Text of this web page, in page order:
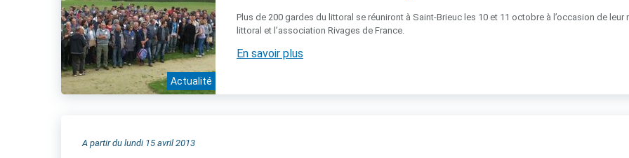
Actualité
Plus de 200 gardes du littoral se réuniront à Saint-Brieuc les 10 et 11 octobre à l’occasion de
littoral et l’association Rivages de France.
En savoir plus
A partir du lundi 15 avril 2013